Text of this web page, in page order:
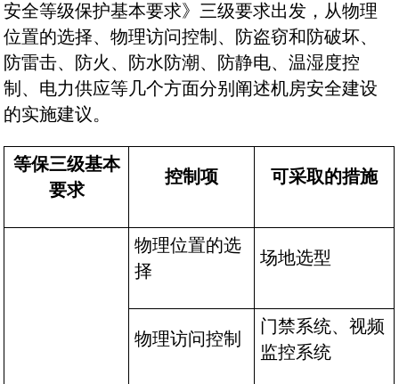
安全等级保护基本要求》三级要求出发，从物理
位置的选择、物理访问控制、防盗窃和防破坏、
防雷击、防火、防水防潮、防静电、温湿度控
制、电力供应等几个方面分别阐述机房安全建设
的实施建议。
等保三级基本
要求
控制项 可采取的措施
物理位置的选
择
场地选型
物理访问控制
门禁系统、视频
监控系统